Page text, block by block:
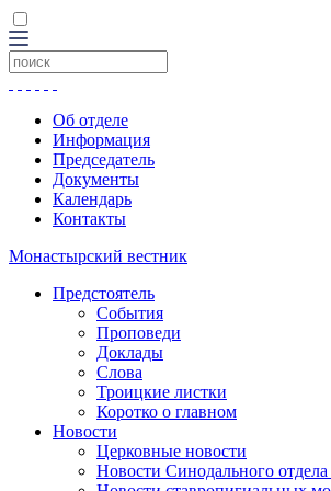
Об отделе
Информация
Председатель
Документы
Календарь
Контакты
Монастырский вестник
Предстоятель
События
Проповеди
Доклады
Слова
Троицкие листки
Коротко о главном
Новости
Церковные новости
Новости Синодального